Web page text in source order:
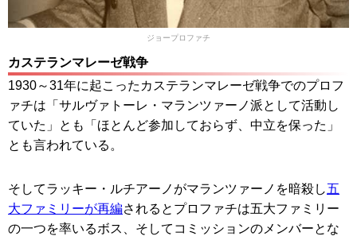
ジョープロファチ
カステランマレーゼ戦争
1930～31年に起こったカステランマレーゼ戦争でのプロフ
ァチは「サルヴァトーレ・マランツァーノ派として活動し
ていた」とも「ほとんど参加しておらず、中立を保った」
とも言われている。
そしてラッキー・ルチアーノがマランツァーノを暗殺し五
大ファミリーが再編されるとプロファチは五大ファミリー
の一つを率いるボス、そしてコミッションのメンバーとな